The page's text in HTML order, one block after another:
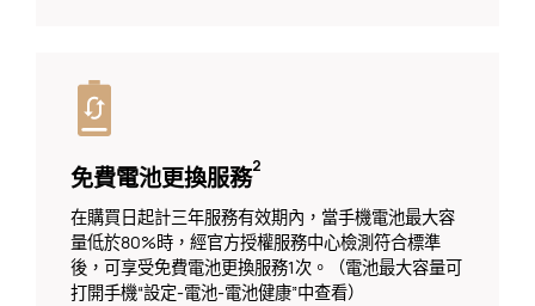
免費電池更換服務²
在購買日起計三年服務有效期內，當手機電池最大容
量低於80%時，經官方授權服務中心檢測符合標準
後，可享受免費電池更換服務1次。（電池最大容量可
打開手機“設定-電池-電池健康”中查看）